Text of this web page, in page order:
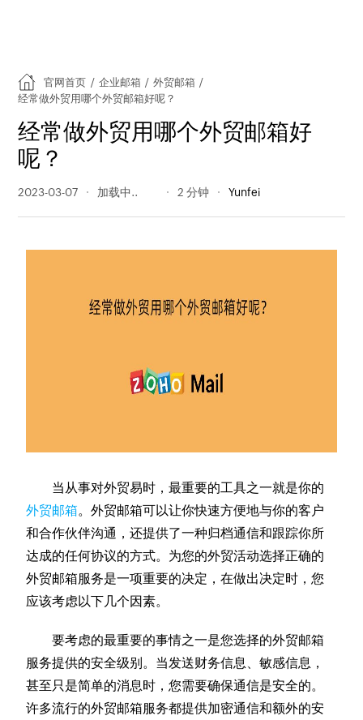
官网首页 / 企业邮箱 / 外贸邮箱 /
经常做外贸用哪个外贸邮箱好呢？
经常做外贸用哪个外贸邮箱好
呢？
2023-03-07 1483 阅读量 2 分钟 Yunfei
当从事对外贸易时，最重要的工具之一就是你的
外贸邮箱。外贸邮箱可以让你快速方便地与你的客户
和合作伙伴沟通，还提供了一种归档通信和跟踪你所
达成的任何协议的方式。为您的外贸活动选择正确的
外贸邮箱服务是一项重要的决定，在做出决定时，您
应该考虑以下几个因素。
要考虑的最重要的事情之一是您选择的外贸邮箱
服务提供的安全级别。当发送财务信息、敏感信息，
甚至只是简单的消息时，您需要确保通信是安全的。
许多流行的外贸邮箱服务都提供加密通信和额外的安